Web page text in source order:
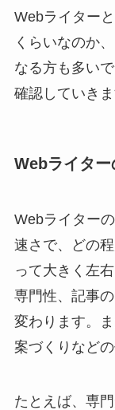
Webライター
くらいなのか
なる方も多い
確認していきま
Webライタ
Webライター
速さで、どの
って大きく左
専門性、記事
変わります。
案づくりなど
たとえば、専